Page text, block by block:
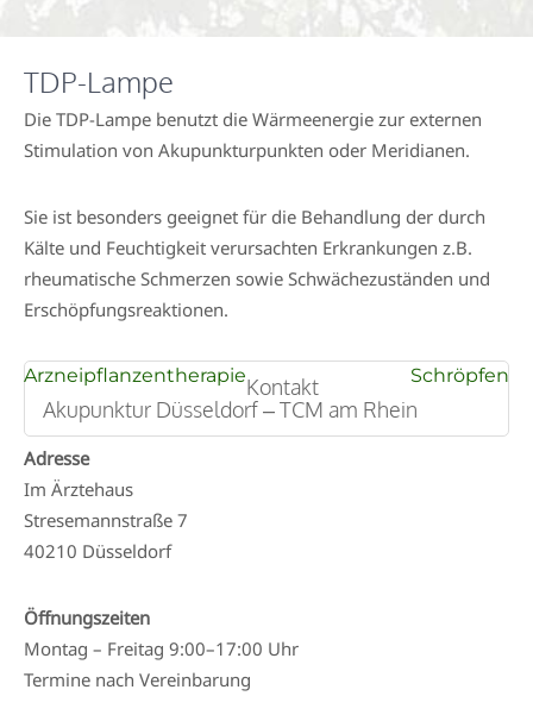
TDP-Lampe
Die TDP-Lampe benutzt die Wärmeenergie zur externen
Stimulation von Akupunkturpunkten oder Meridianen.
Sie ist besonders geeignet für die Behandlung der durch
Kälte und Feuchtigkeit verursachten Erkrankungen z.B.
rheumatische Schmerzen sowie Schwächezuständen und
Erschöpfungsreaktionen.
Beitragsnavigation
Arzneipflanzentherapie Schröpfen
Kontakt
Akupunktur Düsseldorf – TCM am Rhein
Adresse
Im Ärztehaus
Stresemannstraße 7
40210 Düsseldorf
Öffnungszeiten
Montag – Freitag 9:00–17:00 Uhr
Termine nach Vereinbarung